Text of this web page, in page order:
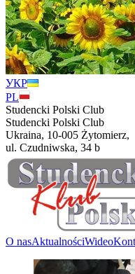
УКР
PL
Studencki Polski Club
Studencki Polski Club
Ukraina, 10-005 Żytomierz,
ul. Czudniwska, 34 b
O nasAktualnościWideo